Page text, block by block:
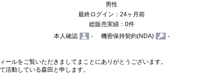
男性
最終ログイン：24ヶ月前
総販売実績：0件
本人確認
- 機密保持契約(NDA) -
ールをご覧いただきましてまことにありがとうございます。
活動している森田と申します。